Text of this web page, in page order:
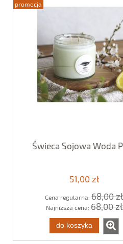
Świeca Sojowa Woda
51,00 zł
Cena regularna: 68,00 zł
Najniższa cena:68,00 zł
do koszyka
promocja